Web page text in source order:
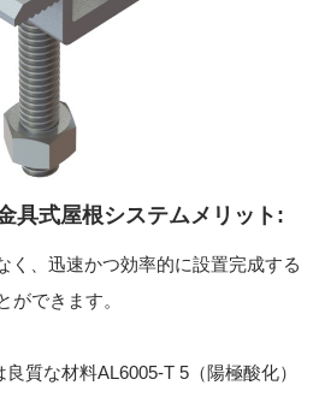
具式屋根システムメリット:
く、迅速かつ効率的に設置完成する
ができます。
質な材料AL6005-T 5（陽極酸化）